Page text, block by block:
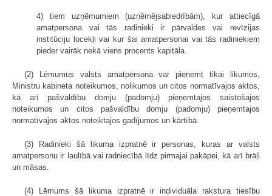
4) tiem uzņēmumiem (uzņēmējsabiedrībām), kur attiecīgā
amatpersona vai tās radinieki ir pārvaldes vai revīzijas
institūciju locekļi vai kur šai amatpersonai vai tās radiniekiem
pieder vairāk nekā viens procents kapitāla.
(2) Lēmumus valsts amatpersona var pieņemt tikai likumos,
Ministru kabineta noteikumos, nolikumos un citos normatīvajos aktos,
kā arī pašvaldību domju (padomju) pieņemtajos saistošajos
noteikumos un citos pašvaldību domju (padomju) pieņemtajos
normatīvajos aktos noteiktajos gadījumos un kārtībā.
(3) Radinieki šā likuma izpratnē ir personas, kuras ar valsts
amatpersonu ir laulībā vai radniecībā līdz pirmajai pakāpei, kā arī brāļi
un māsas.
(4) Lēmums šā likuma izpratnē ir individuāla rakstura tiesību